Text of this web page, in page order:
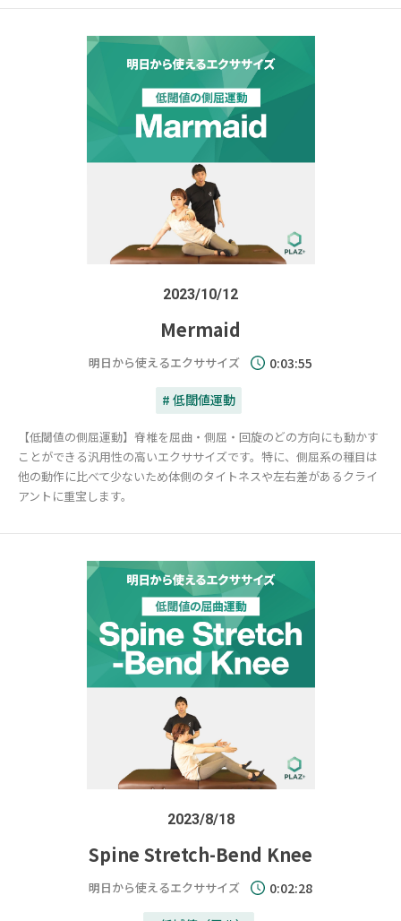
2023/10/12
Mermaid
明日から使えるエクササイズ 0:03:55
# 低閾値運動
【低閾値の側屈運動】脊椎を屈曲・側屈・回旋のどの方向にも動かす
ことができる汎用性の高いエクササイズです。特に、側屈系の種目は
他の動作に比べて少ないため体側のタイトネスや左右差があるクライ
アントに重宝します。
2023/8/18
Spine Stretch-Bend Knee
明日から使えるエクササイズ 0:02:28